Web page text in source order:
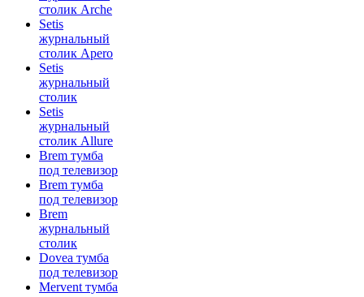
столик Arche
Setis
журнальный
столик Apero
Setis
журнальный
столик
Setis
журнальный
столик Allure
Brem тумба
под телевизор
Brem тумба
под телевизор
Brem
журнальный
столик
Dovea тумба
под телевизор
Mervent тумба